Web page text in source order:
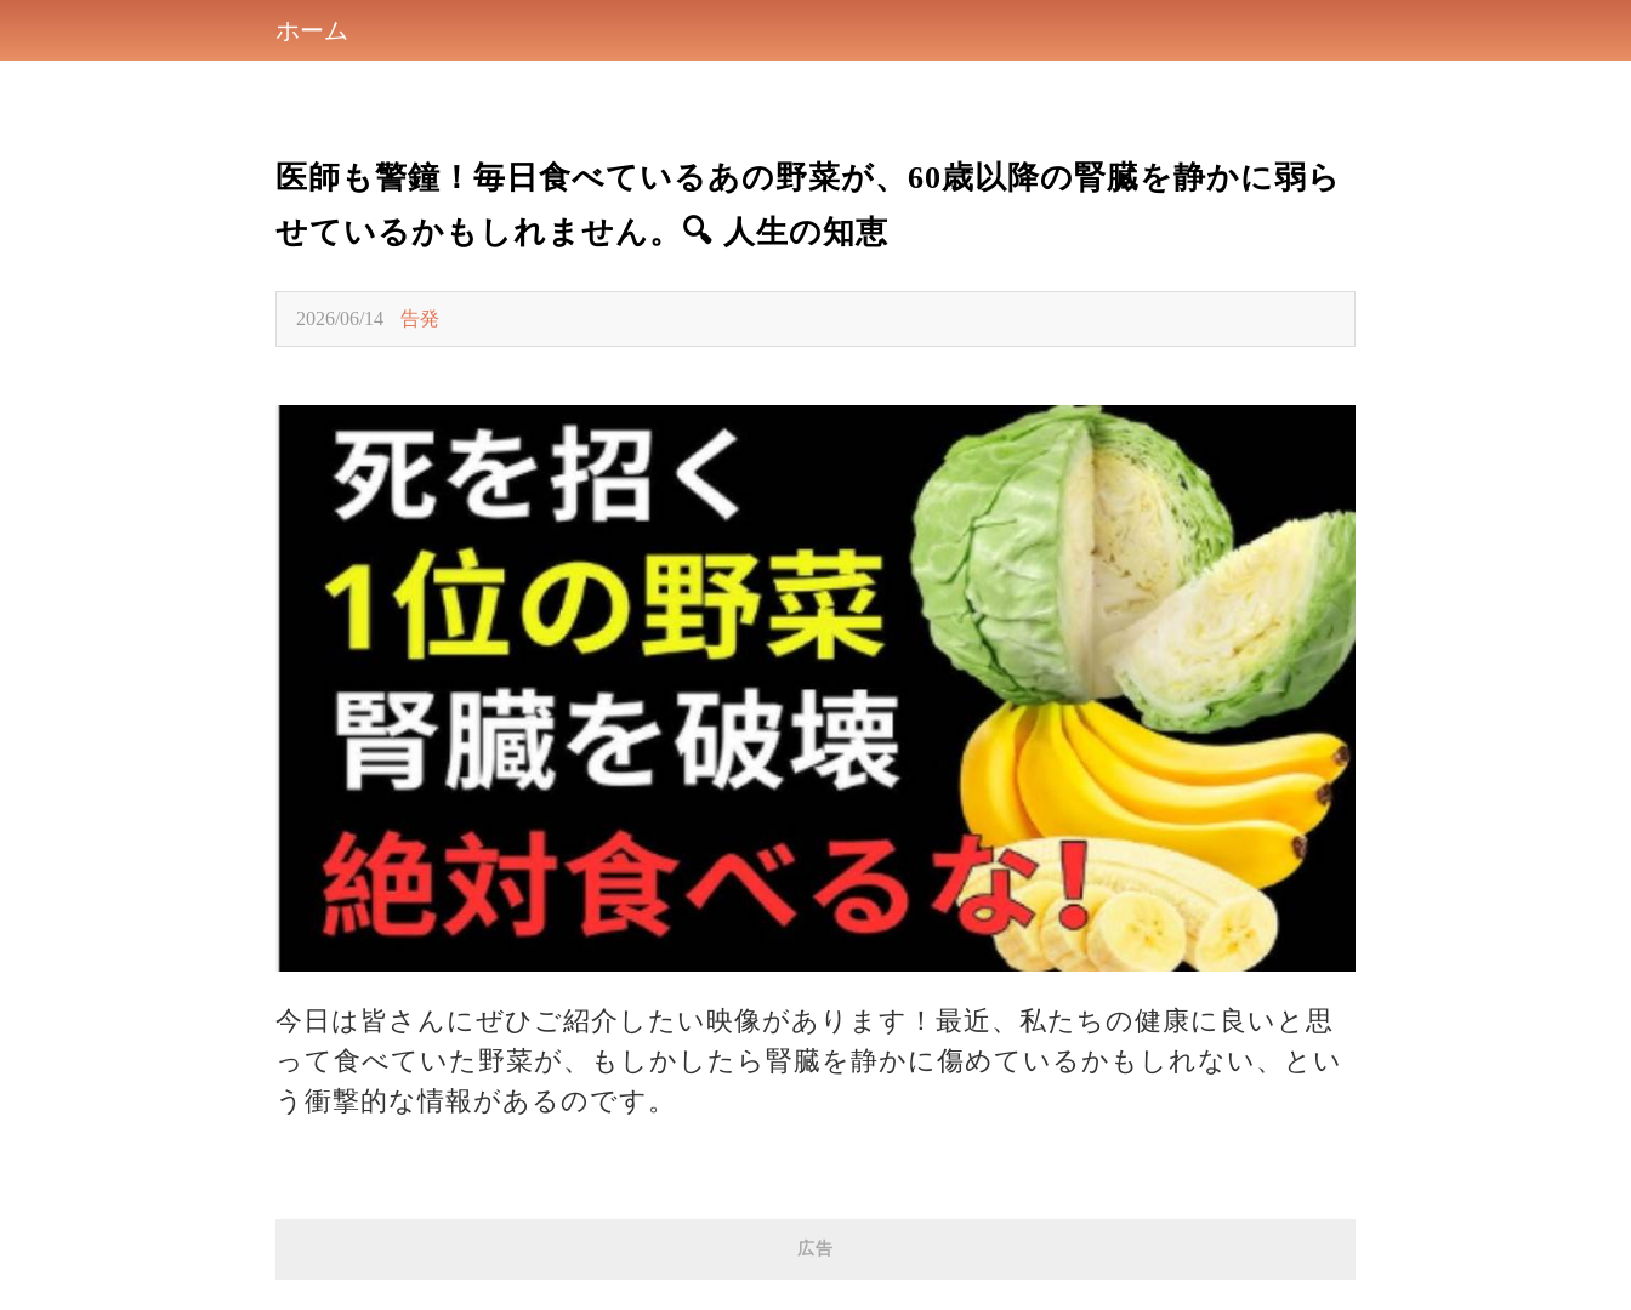
ホーム
医師も警鐘！毎日食べているあの野菜が、60歳以降の腎臓を静かに弱ら
せているかもしれません。🔍 人生の知恵
2026/06/14 告発
今日は皆さんにぜひご紹介したい映像があります！最近、私たちの健康に良いと思
って食べていた野菜が、もしかしたら腎臓を静かに傷めているかもしれない、とい
う衝撃的な情報があるのです。
広告